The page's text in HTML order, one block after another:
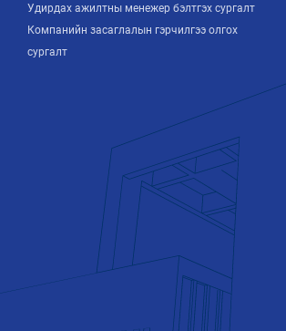
Удирдах ажилтны менежер бэлтгэх сургалт
Компанийн засаглалын гэрчилгээ олгох
сургалт